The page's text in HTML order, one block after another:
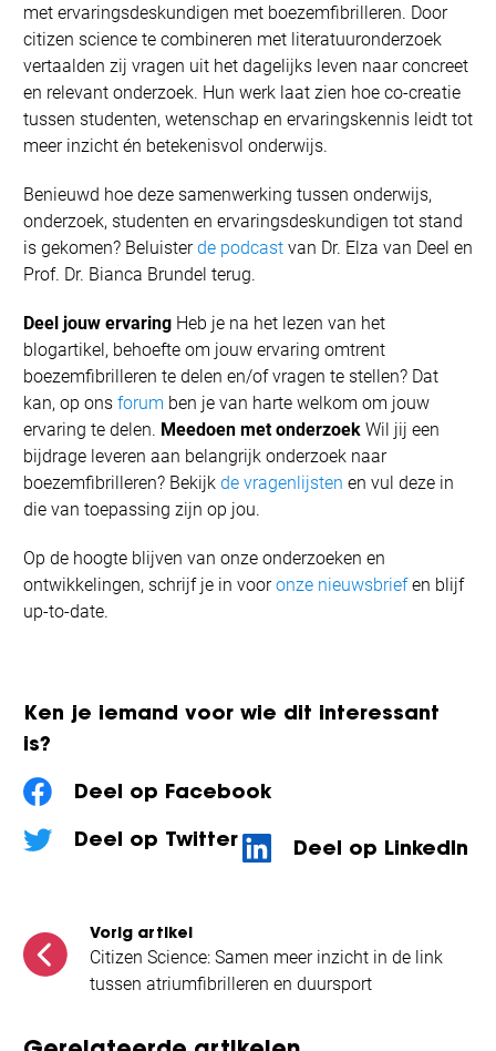
met ervaringsdeskundigen met boezemfibrilleren. Door
citizen science te combineren met literatuuronderzoek
vertaalden zij vragen uit het dagelijks leven naar concreet
en relevant onderzoek. Hun werk laat zien hoe co-creatie
tussen studenten, wetenschap en ervaringskennis leidt tot
meer inzicht én betekenisvol onderwijs.
Benieuwd hoe deze samenwerking tussen onderwijs,
onderzoek, studenten en ervaringsdeskundigen tot stand
is gekomen? Beluisterde podcast van Dr. Elza van Deel en
Prof. Dr. Bianca Brundel terug.
Deel jouw ervaring Heb je na het lezen van het
blogartikel, behoefte om jouw ervaring omtrent
boezemfibrilleren te delen en/of vragen te stellen? Dat
kan, op ons forum ben je van harte welkom om jouw
ervaring te delen. Meedoen met onderzoek Wil jij een
bijdrage leveren aan belangrijk onderzoek naar
boezemfibrilleren? Bekijk de vragenlijsten en vul deze in
die van toepassing zijn op jou.
Op de hoogte blijven van onze onderzoeken en
ontwikkelingen, schrijf je in vooronze nieuwsbriefen blijf
up-to-date.
Ken je iemand voor wie dit interessant
is?
Deel op Facebook
Deel op Twitter
Deel op LinkedIn
Vorig artikel
Citizen Science: Samen meer inzicht in de link
tussen atriumfibrilleren en duursport